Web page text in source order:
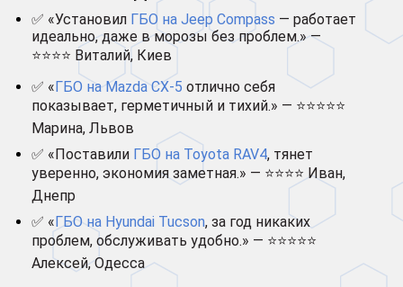
✅ «Установил ГБО на Jeep Compass — работает
идеально, даже в морозы без проблем.» —
⭐⭐⭐⭐ Виталий, Киев
✅ «ГБО на Mazda CX-5 отлично себя
показывает, герметичный и тихий.» — ⭐⭐⭐⭐⭐
Марина, Львов
✅ «Поставили ГБО на Toyota RAV4, тянет
уверенно, экономия заметная.» — ⭐⭐⭐⭐ Иван,
Днепр
✅ «ГБО на Hyundai Tucson, за год никаких
проблем, обслуживать удобно.» — ⭐⭐⭐⭐⭐
Алексей, Одесса